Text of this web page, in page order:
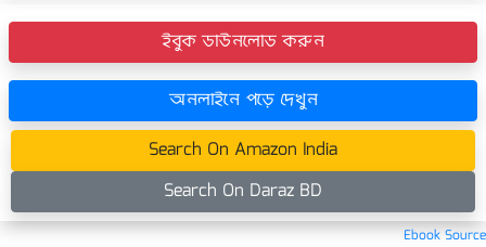
ইবুক ডাউনলোড করুন
অনলাইনে পড়ে দেখুন
Search On Amazon India
Search On Daraz BD
Ebook Source